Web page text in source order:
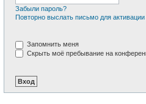
Забыли пароль?
Повторно выслать письмо для активации
Запомнить меня
Скрыть моё пребывание на